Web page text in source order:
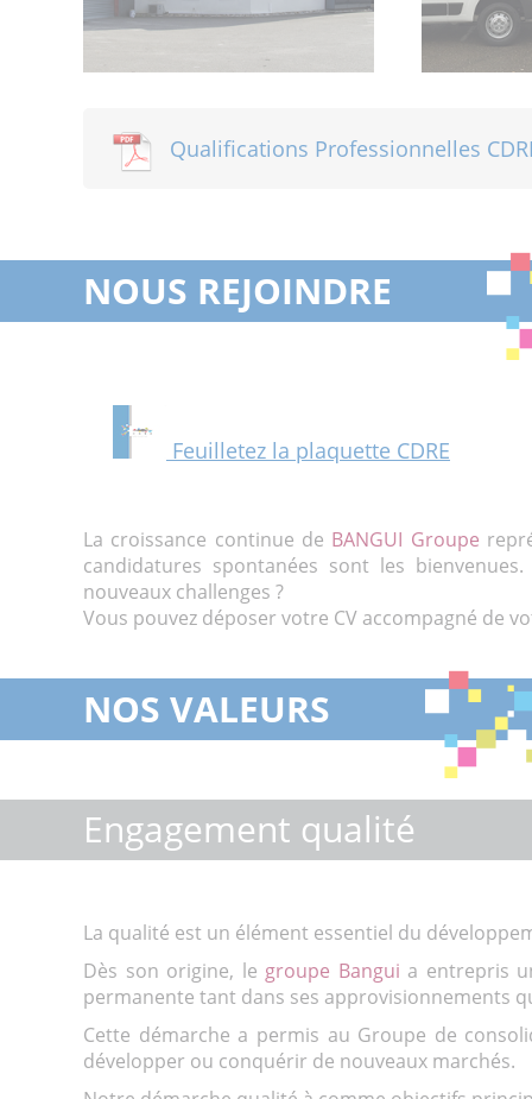
Qualifications Professionnelles
NOUS REJOINDRE
Feuilletez la plaquette CDRE
La croissance continue de BANGUI Groupe
candidatures spontanées sont les
nouveaux challenges ?
Vous pouvez déposer votre CV accompagné de
NOS VALEURS
Engagement qualité
La qualité est un élément essentiel du
Dès son origine, le groupe Bangui a entrepris
permanente tant dans ses approvisionnements
Cette démarche a permis au Groupe de
développer ou conquérir de nouveaux marchés.